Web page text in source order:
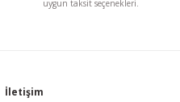
uygun taksit seçenekleri.
İletişim